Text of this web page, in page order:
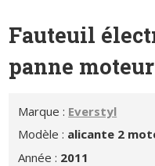
Fauteuil
panne moteur
Marque : Everstyl
Modèle : alicante 2
Année : 2011